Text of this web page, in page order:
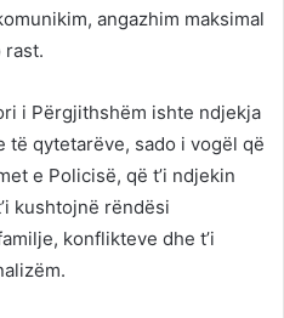
angazhim maksimal
rast.
i Përgjithshëm ishte ndjekja
të qytetarëve, sado i vogël që
e Policisë, që t’i ndjekin
kushtojnë rëndësi
konflikteve dhe t’i